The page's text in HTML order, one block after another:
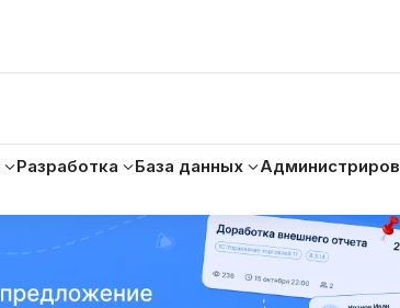
Разработка База данных